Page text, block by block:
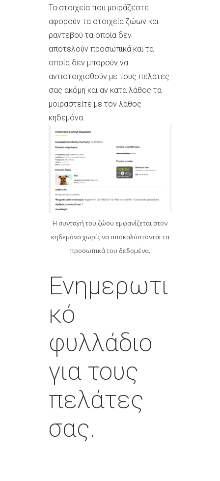
Τα στοιχεία που μοιράζεστε
αφορούν τα στοιχεία ζώων και
ραντεβού τα οποία δεν
αποτελούν προσωπικά και τα
οποία δεν μπορούν να
αντιστοιχισθούν με τους πελάτες
σας ακόμη και αν κατά λάθος τα
μοιραστείτε με τον λάθος
κηδεμόνα.
Η συνταγή του ζώου εμφανίζεται στον
κηδεμόνα χωρίς να αποκαλύπτονται τα
προσωπικά του δεδομένα.
Ενημερωτι
κό
φυλλάδιο
για τους
πελάτες
σας.